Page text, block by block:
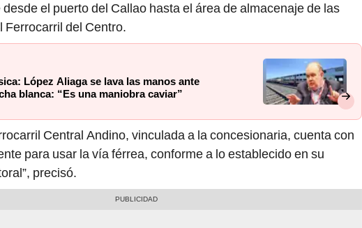
el puerto del Callao hasta el área de almacenaje de las
Ferrocarril del Centro.
López Aliaga se lava las manos ante
blanca: “Es una maniobra caviar”
Central Andino, vinculada a la concesionaria, cuenta con
para usar la vía férrea, conforme a lo establecido en su
precisó.